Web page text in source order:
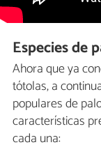
Especies de
Ahora que ya
tótolas, a
populares de
características
cada una: